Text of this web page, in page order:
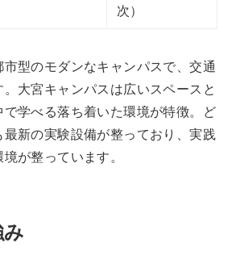
次）
型のモダンなキャンパスで、交通
大宮キャンパスは広いスペースと
学べる落ち着いた環境が特徴。ど
新の実験設備が整っており、実践
が整っています。